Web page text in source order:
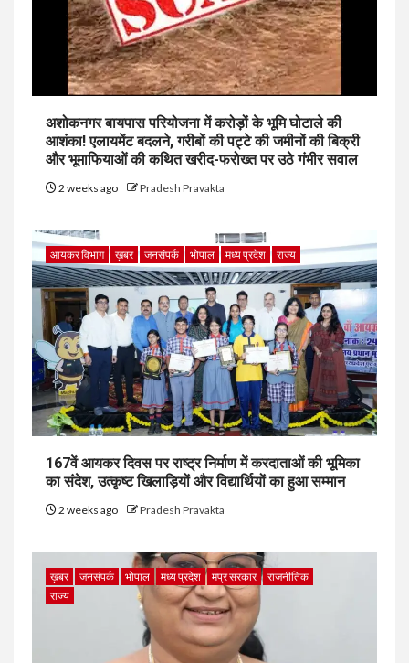
अशोकनगर बायपास परियोजना में करोड़ों के भूमि घोटाले की
आशंका! एलायमेंट बदलने, गरीबों की पट्टे की जमीनों की बिक्री
और भूमाफियाओं की कथित खरीद-फरोख्त पर उठे गंभीर सवाल
2 weeks ago Pradesh Pravakta
आयकर विभाग ख़बर जनसंपर्क भोपाल मध्य प्रदेश राज्य
167वें आयकर दिवस पर राष्ट्र निर्माण में करदाताओं की भूमिका
का संदेश, उत्कृष्ट खिलाड़ियों और विद्यार्थियों का हुआ सम्मान
2 weeks ago Pradesh Pravakta
ख़बर जनसंपर्क भोपाल मध्य प्रदेश मप्र सरकार
राजनीतिक
राज्य